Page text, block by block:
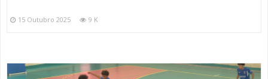
15 Outubro 2025 9 K